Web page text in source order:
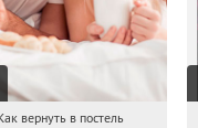
Получили:
вернуть в постель